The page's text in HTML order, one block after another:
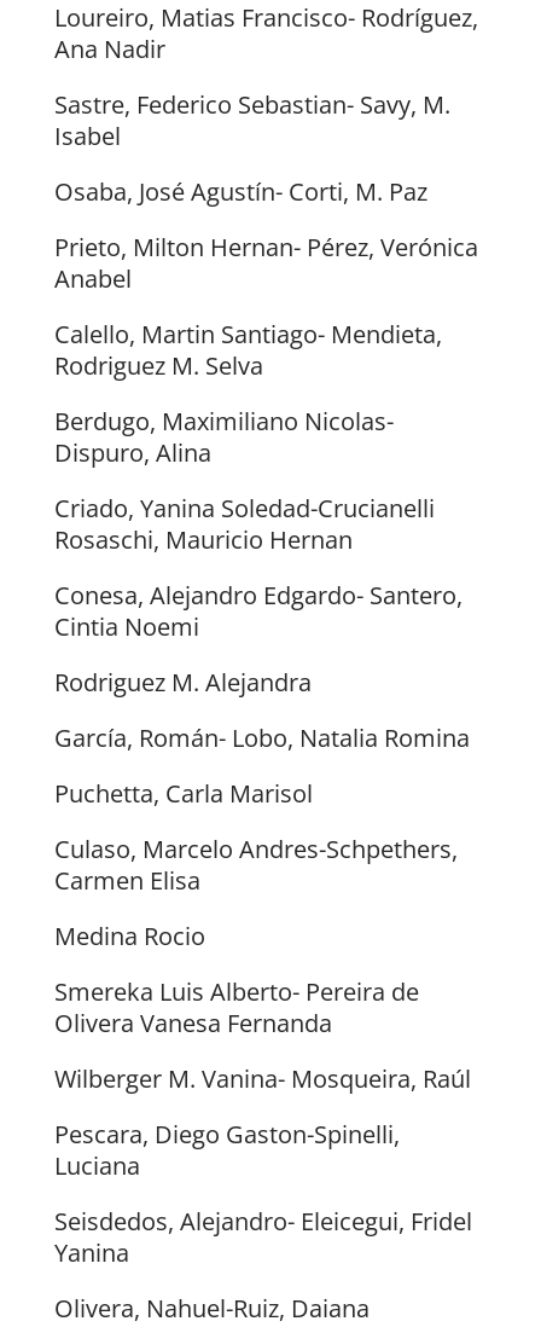
Loureiro, Matias Francisco- Rodríguez,
Ana Nadir
Sastre, Federico Sebastian- Savy, M.
Isabel
Osaba, José Agustín- Corti, M. Paz
Prieto, Milton Hernan- Pérez, Verónica
Anabel
Calello, Martin Santiago- Mendieta,
Rodriguez M. Selva
Berdugo, Maximiliano Nicolas-
Dispuro, Alina
Criado, Yanina Soledad-Crucianelli
Rosaschi, Mauricio Hernan
Conesa, Alejandro Edgardo- Santero,
Cintia Noemi
Rodriguez M. Alejandra
García, Román- Lobo, Natalia Romina
Puchetta, Carla Marisol
Culaso, Marcelo Andres-Schpethers,
Carmen Elisa
Medina Rocio
Smereka Luis Alberto- Pereira de
Olivera Vanesa Fernanda
Wilberger M. Vanina- Mosqueira, Raúl
Pescara, Diego Gaston-Spinelli,
Luciana
Seisdedos, Alejandro- Eleicegui, Fridel
Yanina
Olivera, Nahuel-Ruiz, Daiana